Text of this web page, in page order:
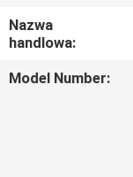
POKAZ
VR
Nazwa
handlowa:
Model Number: